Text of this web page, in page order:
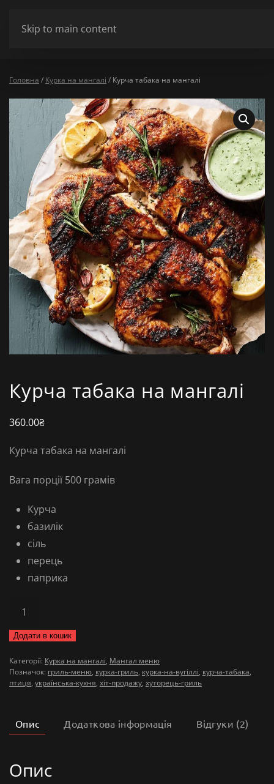
Skip to main content
Головна / Курка на мангалі / Курча табака на мангалі
Курча табака на мангалі
360.00₴
Курча табака на мангалі
Вага порції 500 грамів
Курча
базилік
сіль
перець
паприка
Курча
на
мангалі
кількість
Додати в кошик
Категорії: Курка на мангалі, Мангал меню
Позначок: гриль-меню, курка-гриль, курка-на-вугіллі, курча-табака,
птиця, українська-кухня, хіт-продажу, хуторець-гриль
Опис Додаткова інформація Відгуки (2)
Опис